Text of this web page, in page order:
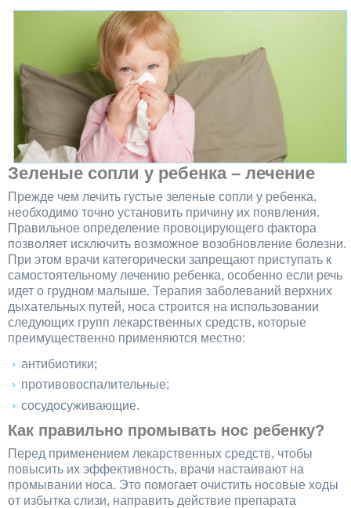
Зеленые сопли у ребенка – лечение
Прежде чем лечить густые зеленые сопли у ребенка,
необходимо точно установить причину их появления.
Правильное определение провоцирующего фактора
позволяет исключить возможное возобновление болезни.
При этом врачи категорически запрещают приступать к
самостоятельному лечению ребенка, особенно если речь
идет о грудном малыше. Терапия заболеваний верхних
дыхательных путей, носа строится на использовании
следующих групп лекарственных средств, которые
преимущественно применяются местно:
антибиотики;
противовоспалительные;
сосудосуживающие.
Как правильно промывать нос ребенку?
Перед применением лекарственных средств, чтобы
повысить их эффективность, врачи настаивают на
промывании носа. Это помогает очистить носовые ходы
от избытка слизи, направить действие препарата